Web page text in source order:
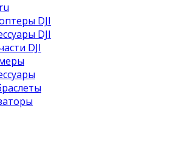
DJI
DJI
DJI